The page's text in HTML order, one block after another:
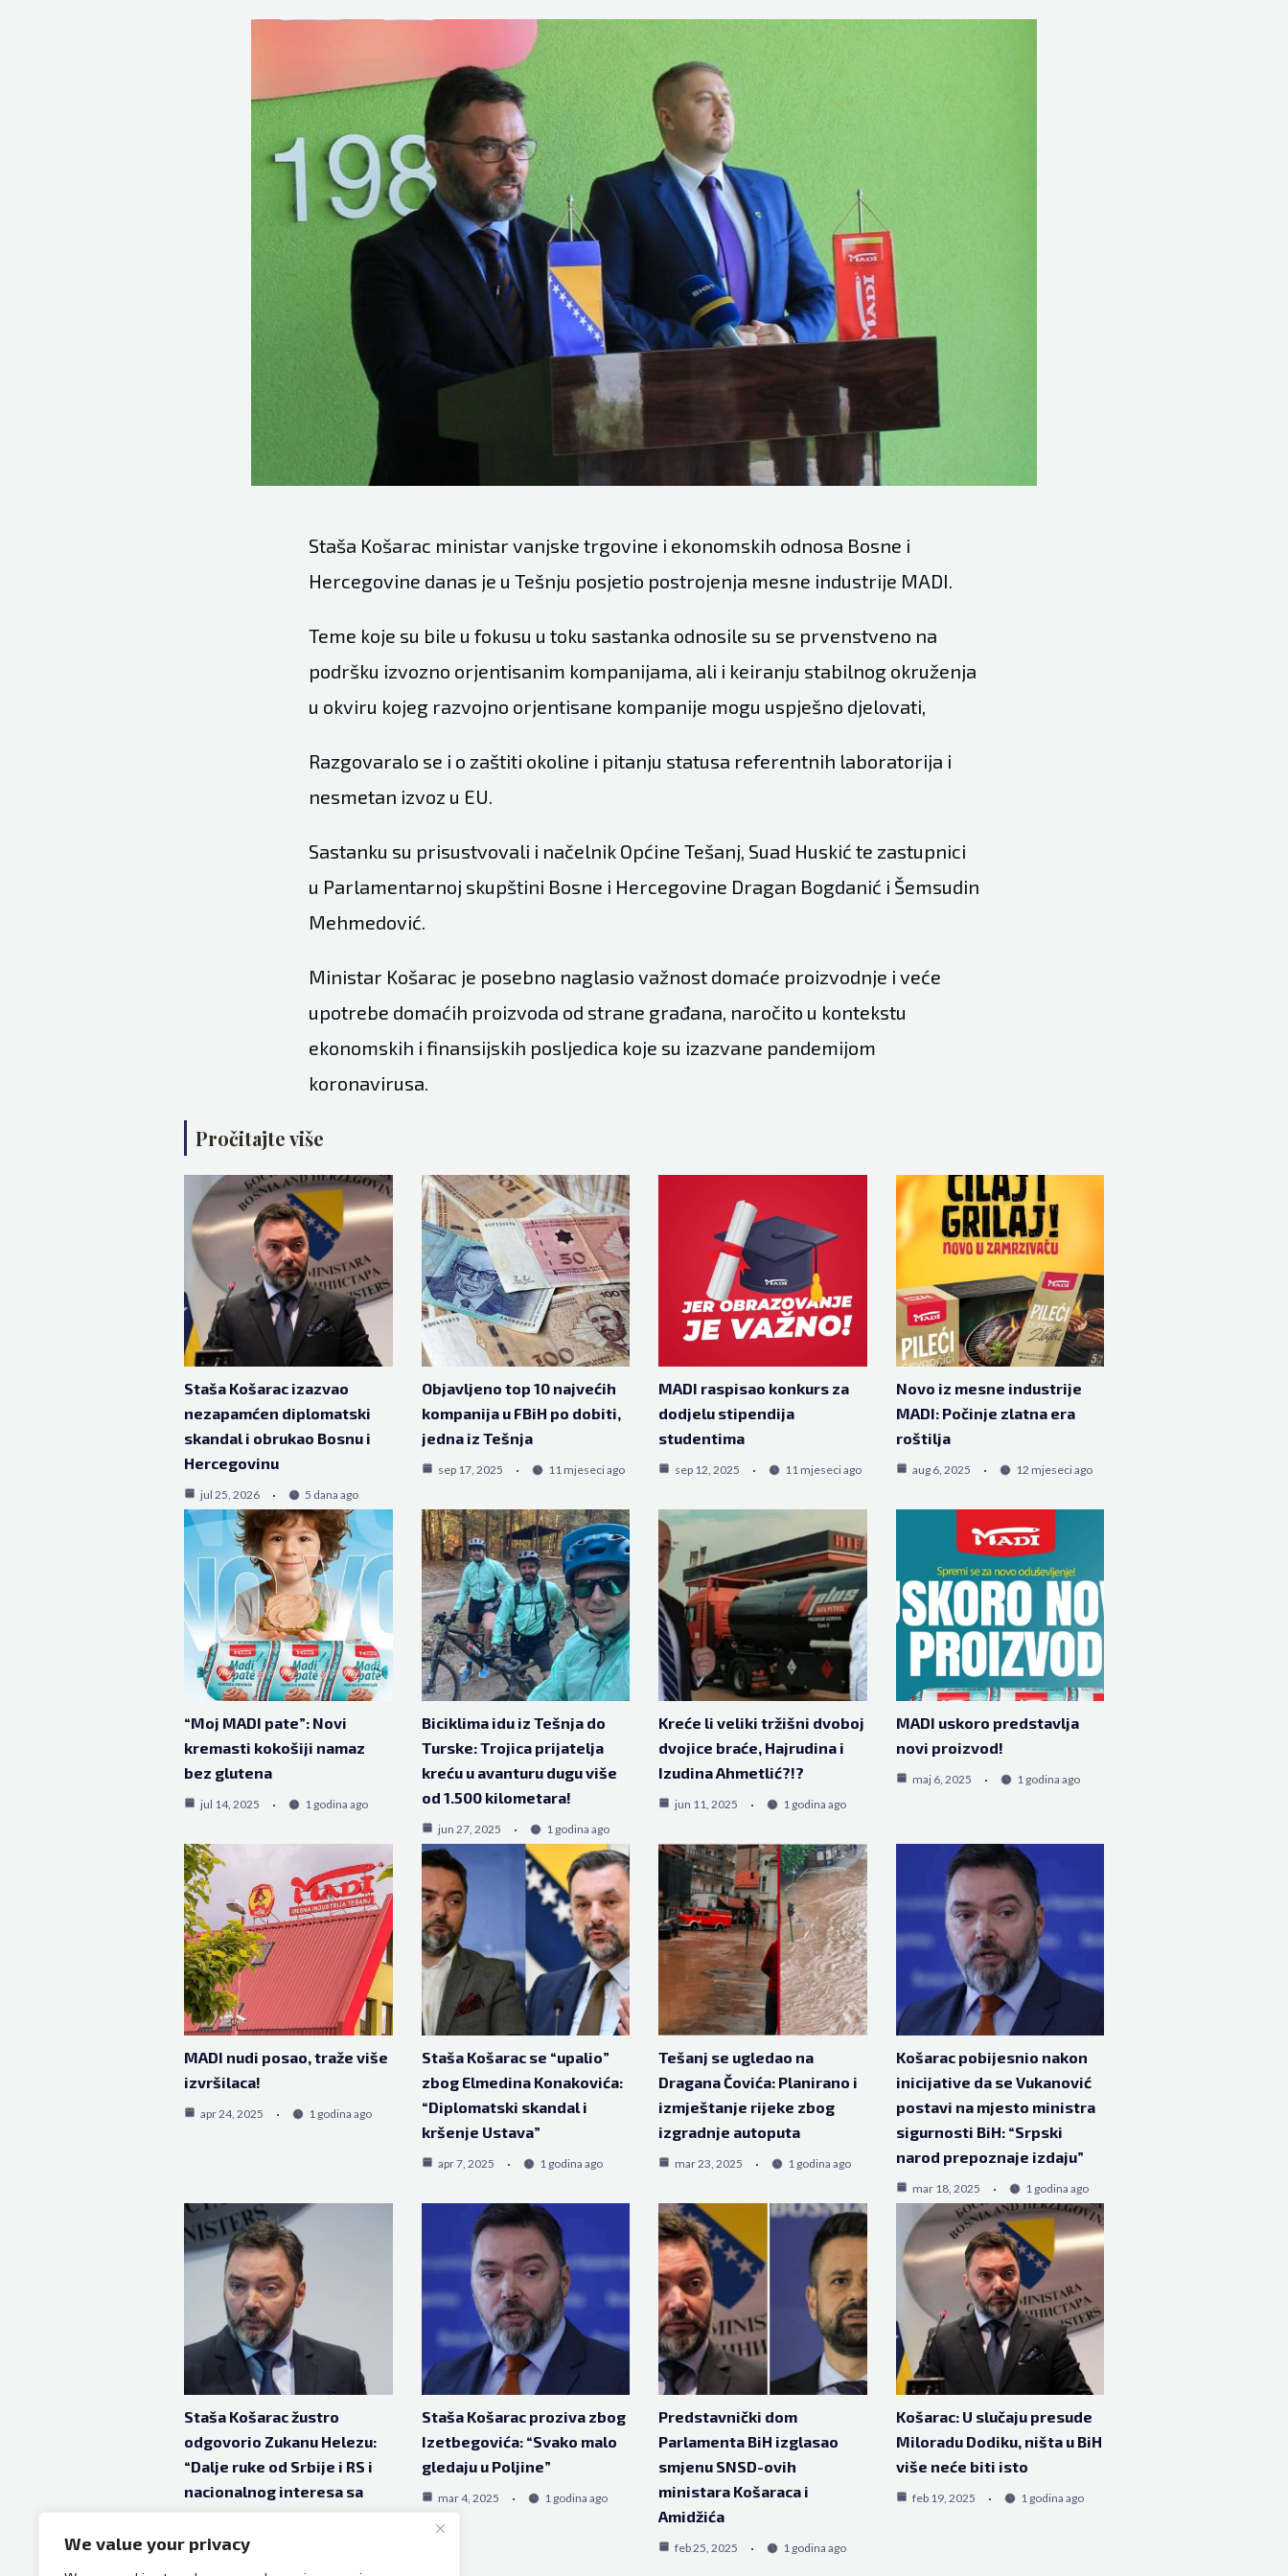
We value your privacy
Staša Košarac ministar vanjske trgovine i ekonomskih odnosa Bosne i
Hercegovine danas je u Tešnju posjetio postrojenja mesne industrije MADI.
Teme koje su bile u fokusu u toku sastanka odnosile su se prvenstveno na
podršku izvozno orjentisanim kompanijama, ali i keiranju stabilnog okruženja
u okviru kojeg razvojno orjentisane kompanije mogu uspješno djelovati,
Razgovaralo se i o zaštiti okoline i pitanju statusa referentnih laboratorija i
nesmetan izvoz u EU.
Sastanku su prisustvovali i načelnik Općine Tešanj, Suad Huskić te zastupnici
u Parlamentarnoj skupštini Bosne i Hercegovine Dragan Bogdanić i Šemsudin
Mehmedović.
Ministar Košarac je posebno naglasio važnost domaće proizvodnje i veće
upotrebe domaćih proizvoda od strane građana, naročito u kontekstu
ekonomskih i finansijskih posljedica koje su izazvane pandemijom
koronavirusa.
Pročitajte više
Staša Košarac izazvao
nezapamćen diplomatski
skandal i obrukao Bosnu i
Hercegovinu
jul 25, 2026 5 dana ago
Objavljeno top 10 najvećih
kompanija u FBiH po dobiti,
jedna iz Tešnja
sep 17, 2025 11 mjeseci ago
MADI raspisao konkurs za
dodjelu stipendija
studentima
sep 12, 2025 11 mjeseci ago
Novo iz mesne industrije
MADI: Počinje zlatna era
roštilja
aug 6, 2025 12 mjeseci ago
“Moj MADI pate”: Novi
kremasti kokošiji namaz
bez glutena
jul 14, 2025 1 godina ago
Biciklima idu iz Tešnja do
Turske: Trojica prijatelja
kreću u avanturu dugu više
od 1.500 kilometara!
jun 27, 2025 1 godina ago
Kreće li veliki tržišni dvoboj
dvojice braće, Hajrudina i
Izudina Ahmetlić?!?
jun 11, 2025 1 godina ago
MADI uskoro predstavlja
novi proizvod!
maj 6, 2025 1 godina ago
MADI nudi posao, traže više
izvršilaca!
apr 24, 2025 1 godina ago
Staša Košarac se “upalio”
zbog Elmedina Konakovića:
“Diplomatski skandal i
kršenje Ustava”
apr 7, 2025 1 godina ago
Tešanj se ugledao na
Dragana Čovića: Planirano i
izmještanje rijeke zbog
izgradnje autoputa
mar 23, 2025 1 godina ago
Košarac pobijesnio nakon
inicijative da se Vukanović
postavi na mjesto ministra
sigurnosti BiH: “Srpski
narod prepoznaje izdaju”
mar 18, 2025 1 godina ago
Staša Košarac žustro
odgovorio Zukanu Helezu:
“Dalje ruke od Srbije i RS i
nacionalnog interesa sa
mar 5, 2025
Staša Košarac proziva zbog
Izetbegovića: “Svako malo
gledaju u Poljine”
mar 4, 2025 1 godina ago
Predstavnički dom
Parlamenta BiH izglasao
smjenu SNSD-ovih
ministara Košaraca i
Amidžića
feb 25, 2025 1 godina ago
Košarac: U slučaju presude
Miloradu Dodiku, ništa u BiH
više neće biti isto
feb 19, 2025 1 godina ago